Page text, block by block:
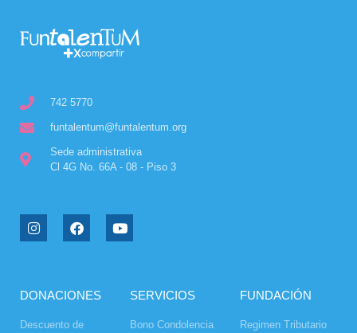
742 5770
funtalentum@funtalentum.org
Sede administrativa
Cl 4G No. 66A - 08 - Piso 3
DONACIONES
Descuento de
SERVICIOS
Bono Condolencia
FUNDACIÓN
Regimen Tributario